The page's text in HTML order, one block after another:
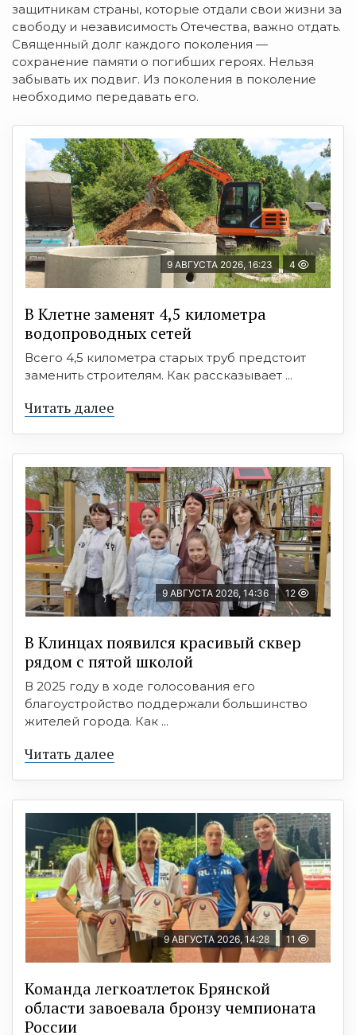
защитникам страны, которые отдали свои жизни за
свободу и независимость Отечества, важно отдать.
Священный долг каждого поколения —
сохранение памяти о погибших героях. Нельзя
забывать их подвиг. Из поколения в поколение
необходимо передавать его.
9 АВГУСТА 2026, 16:23 4
В Клетне заменят 4,5 километра
водопроводных сетей
Всего 4,5 километра старых труб предстоит
заменить строителям. Как рассказывает ...
Читать далее
9 АВГУСТА 2026, 14:36 12
В Клинцах появился красивый сквер
рядом с пятой школой
В 2025 году в ходе голосования его
благоустройство поддержали большинство
жителей города. Как ...
Читать далее
9 АВГУСТА 2026, 14:28 11
Команда легкоатлеток Брянской
области завоевала бронзу чемпионата
России